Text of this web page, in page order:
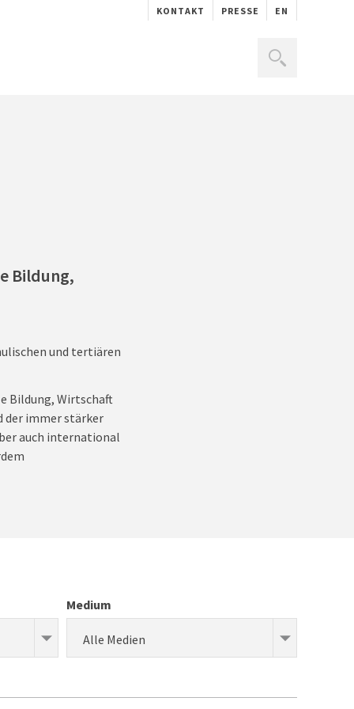
KONTAKT PRESSE EN
Bildung,
und tertiären
Bildung, Wirtschaft
der immer stärker
auch international
Medium
Alle Medien